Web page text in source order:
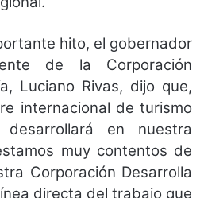
hito, el gobernador
de la Corporación
Luciano Rivas, dijo que,
internacional de turismo
en nuestra
muy contentos de
Corporación Desarrolla
directa del trabajo que